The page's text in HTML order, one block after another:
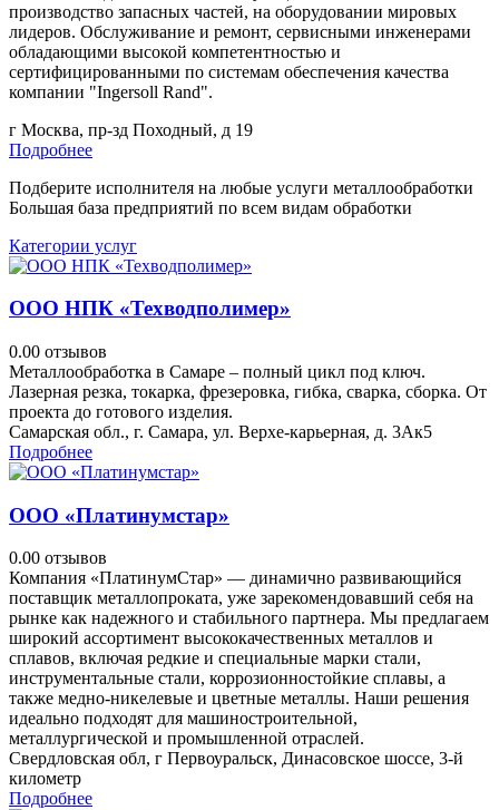
производство запасных частей, на оборудовании мировых
лидеров. Обслуживание и ремонт, сервисными инженерами
обладающими высокой компетентностью и
сертифицированными по системам обеспечения качества
компании "Ingersoll Rand".
г Москва, пр-зд Походный, д 19
Подробнее
Подберите исполнителя на любые услуги металлообработки
Большая база предприятий по всем видам обработки
Категории услуг
ООО НПК «Техводполимер»
0.00 отзывов
Металлообработка в Самаре – полный цикл под ключ.
Лазерная резка, токарка, фрезеровка, гибка, сварка, сборка. От
проекта до готового изделия.
Самарская обл., г. Самара, ул. Верхе-карьерная, д. 3Ак5
Подробнее
ООО «Платинумстар»
0.00 отзывов
Компания «ПлатинумСтар» — динамично развивающийся
поставщик металлопроката, уже зарекомендовавший себя на
рынке как надежного и стабильного партнера. Мы предлагаем
широкий ассортимент высококачественных металлов и
сплавов, включая редкие и специальные марки стали,
инструментальные стали, коррозионностойкие сплавы, а
также медно-никелевые и цветные металлы. Наши решения
идеально подходят для машиностроительной,
металлургической и промышленной отраслей.
Свердловская обл, г Первоуральск, Динасовское шоссе, 3-й
километр
Подробнее